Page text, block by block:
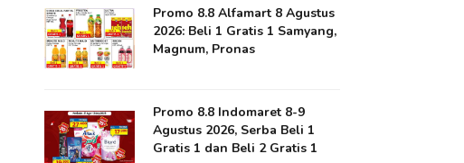
Promo 8.8 Alfamart 8 Agustus
2026: Beli 1 Gratis 1 Samyang,
Magnum, Pronas
Promo 8.8 Indomaret 8-9
Agustus 2026, Serba Beli 1
Gratis 1 dan Beli 2 Gratis 1